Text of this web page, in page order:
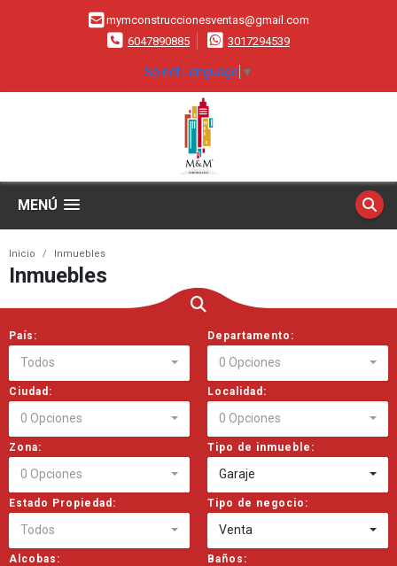
mymconstruccionesventas@gmail.com
6047890885
3017294539
Select Language ▼
MENÚ
Inicio Inmuebles
Inmuebles
País:
Todos
Departamento:
0 Opciones
Ciudad:
0 Opciones
Localidad:
0 Opciones
Zona:
0 Opciones
Tipo de inmueble:
Garaje
Estado Propiedad:
Todos
Tipo de negocio:
Venta
Alcobas: Baños: